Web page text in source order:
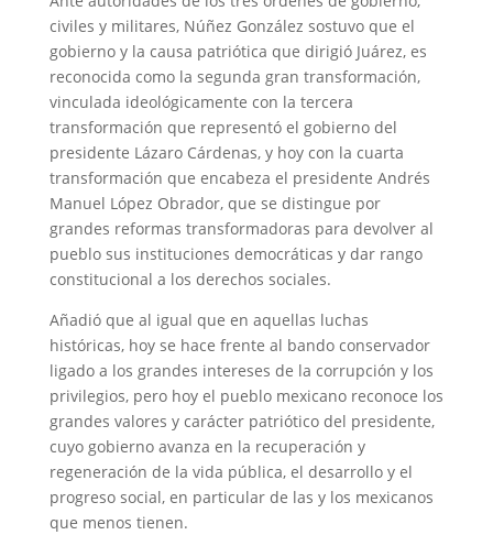
civiles y militares, Núñez González sostuvo que el
gobierno y la causa patriótica que dirigió Juárez, es
reconocida como la segunda gran transformación,
vinculada ideológicamente con la tercera
transformación que representó el gobierno del
presidente Lázaro Cárdenas, y hoy con la cuarta
transformación que encabeza el presidente Andrés
Manuel López Obrador, que se distingue por
grandes reformas transformadoras para devolver al
pueblo sus instituciones democráticas y dar rango
constitucional a los derechos sociales.
Añadió que al igual que en aquellas luchas
históricas, hoy se hace frente al bando conservador
ligado a los grandes intereses de la corrupción y los
privilegios, pero hoy el pueblo mexicano reconoce los
grandes valores y carácter patriótico del presidente,
cuyo gobierno avanza en la recuperación y
regeneración de la vida pública, el desarrollo y el
progreso social, en particular de las y los mexicanos
que menos tienen.